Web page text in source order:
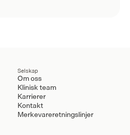
Selskap
Om oss
Klinisk team
Karrierer
Kontakt
Merkevareretningslinjer